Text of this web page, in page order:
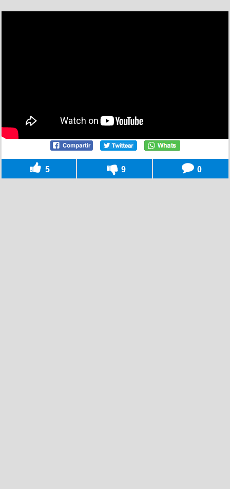
5 9 0